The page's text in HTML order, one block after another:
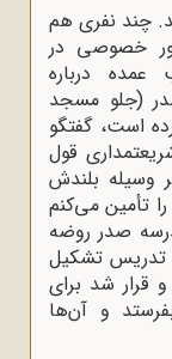
چند نفری هم
خصوصی در
درباره
(جلو مسجد
است، گفتگو
قول
وسیله بلندش
تأمین می‌کنم
صدر روضه
تدریس تشکیل
قرار شد برای
و آن‌ها